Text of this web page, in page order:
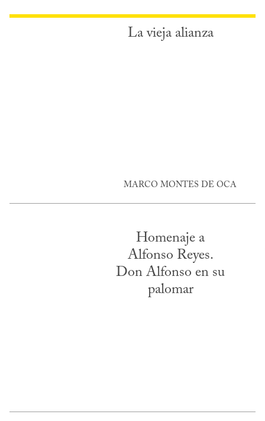
La vieja alianza
MARCO MONTES DE OCA
Homenaje a
Alfonso Reyes.
Don Alfonso en su
palomar